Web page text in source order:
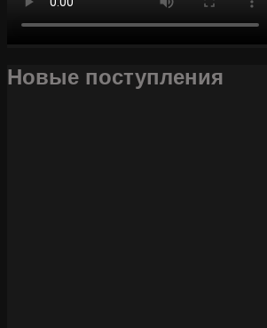
Новые поступления